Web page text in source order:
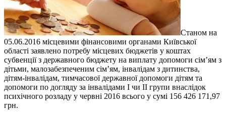
Станом на
05.06.2016 місцевими фінансовими органами Київської
області заявлено потребу місцевих бюджетів у коштах
субвенції з державного бюджету на виплату допомоги сім’ям з
дітьми, малозабезпеченим сім’ям, інвалідам з дитинства,
дітям-інвалідам, тимчасової державної допомоги дітям та
допомоги по догляду за інвалідами I чи II групи внаслідок
психічного розладу у червні 2016 всього у сумі 156 426 171,97
грн.